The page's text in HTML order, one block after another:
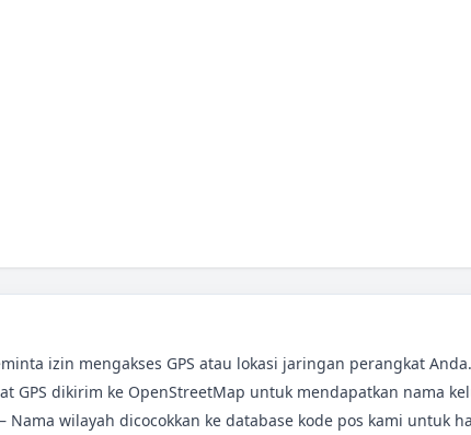
izin mengakses GPS atau lokasi jaringan perangkat Anda.
GPS dikirim ke OpenStreetMap untuk mendapatkan nama
Nama wilayah dicocokkan ke database kode pos kami untuk